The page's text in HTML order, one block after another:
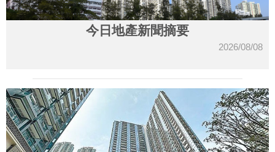
今日地產新聞摘要
2026/08/08